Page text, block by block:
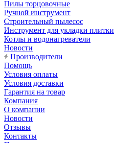
Пилы торцовочные
Ручной инструмент
Строительный пылесос
Инструмент для укладки плитки
Котлы и водонагреватели
Новости
Производители
Помощь
Условия оплаты
Условия доставки
Гарантия на товар
Компания
О компании
Новости
Отзывы
Контакты